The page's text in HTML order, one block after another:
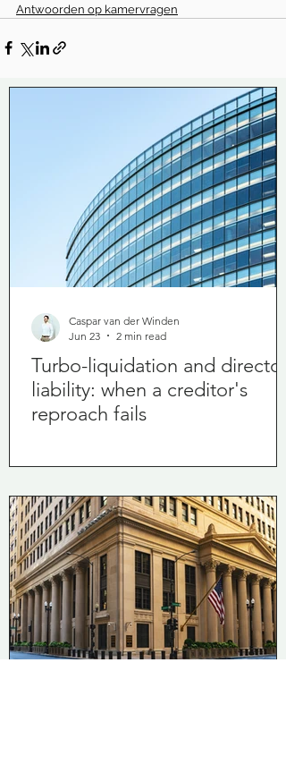
Antwoorden op kamervragen
Turbo-liquidation and director
liability: when a creditor's
reproach fails
Caspar van der Winden
Jun 23
2 min read